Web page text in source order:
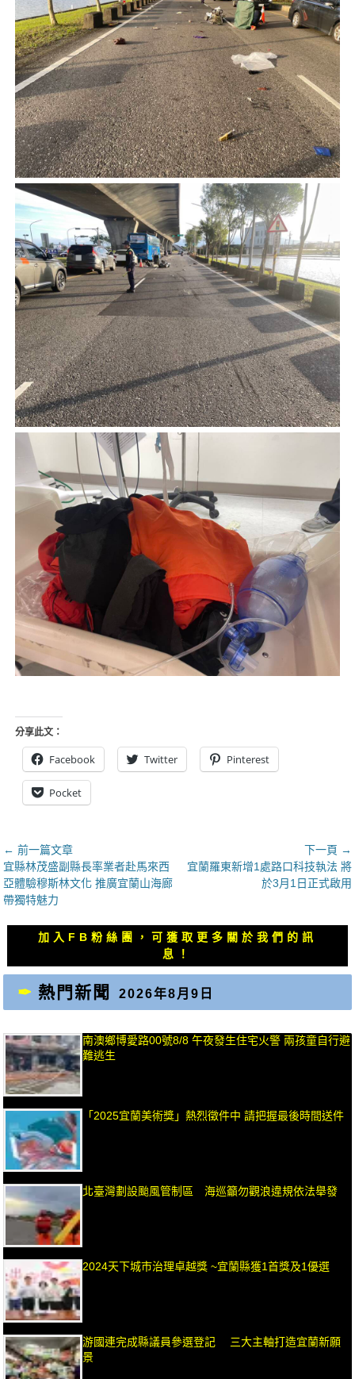
分享此文：
Facebook Twitter Pinterest
Pocket
文
章
導
覽
← 前一篇文章
上
一
篇
宜縣林茂盛副縣長率業者赴馬來西
亞體驗穆斯林文化 推廣宜蘭山海廊
帶獨特魅力
下一頁 →
章：
宜蘭羅東新增1處路口科技執法 將
於3月1日正式啟用
加入FB粉絲團，可獲取更多關於我們的訊
息！
熱門新聞 2026年8月9日
南澳鄉博愛路00號8/8 午夜發生住宅火警 兩孩童自行避
難逃生
「2025宜蘭美術獎」熱烈徵件中 請把握最後時間送件
北臺灣劃設颱風管制區 海巡籲勿觀浪違規依法舉發
2024天下城市治理卓越獎 ~宜蘭縣獲1首獎及1優選
游國連完成縣議員參選登記 三大主軸打造宜蘭新願
景